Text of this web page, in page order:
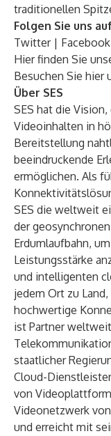
traditionellen
Folgen Sie uns
Twitter| Facebook
Hier finden Sie
Besuchen Sie hier
Über SES
SES hat die
Videoinhalten in
Bereitstellung
beeindruckende
ermöglichen. Als
SES die weltweit
der
Erdumlaufbahn,
Leistungsstärke
und intelligenten
jedem Ort zu
hochwertige
ist Partner
staatlicher
Cloud-
von
Videonetzwerk
und erreicht mit